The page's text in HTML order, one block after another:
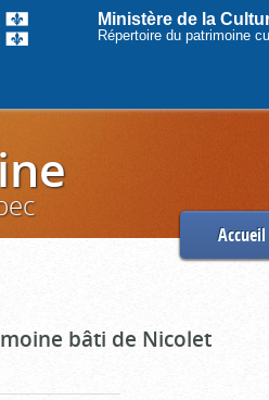
Ministère de la
Répertoire du patrimoine
Accueil
bâti de Nicolet